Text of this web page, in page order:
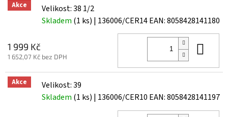
Akce
Velikost: 38 1/2
Skladem (1 ks) | 136006/CER14EAN:8058428141180
1 999 Kč
1 652,07 Kč bez DPH
Akce
Velikost: 39
Skladem (1 ks) | 136006/CER10 EAN:8058428141197